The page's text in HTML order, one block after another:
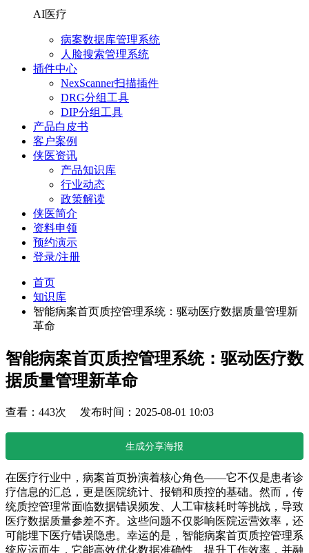
AI医疗
病案数据库管理系统
人脸搜索管理系统
插件中心
NexScanner扫描插件
DRG分组工具
DIP分组工具
产品白皮书
客户案例
侠医资讯
产品知识库
行业动态
政策解读
侠医简介
资料申领
预约演示
登录/注册
首页
知识库
智能病案首页质控管理系统：驱动医疗数据质量管理新
革命
智能病案首页质控管理系统：驱动医疗数
据质量管理新革命
查看：443次 发布时间：2025-08-01 10:03
生成分享海报
在医疗行业中，病案首页扮演着核心角色——它不仅是患者诊
疗信息的汇总，更是医院统计、报销和质控的基础。然而，传
统质控管理常面临数据错误频发、人工审核耗时等挑战，导致
医疗数据质量参差不齐。这些问题不仅影响医院运营效率，还
可能埋下医疗错误隐患。幸运的是，智能病案首页质控管理系
统应运而生，它能高效优化数据准确性、提升工作效率，并融